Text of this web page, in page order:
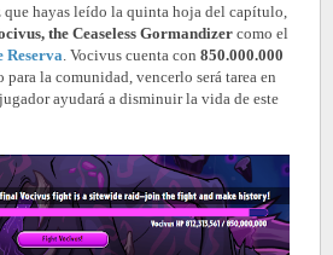
que hayas leído la quinta hoja del capítulo,
the Ceaseless Gormandizer como el
Reserva . Vocivus cuenta con 850.000.000
la comunidad, vencerlo será tarea en
ayudará a disminuir la vida de este